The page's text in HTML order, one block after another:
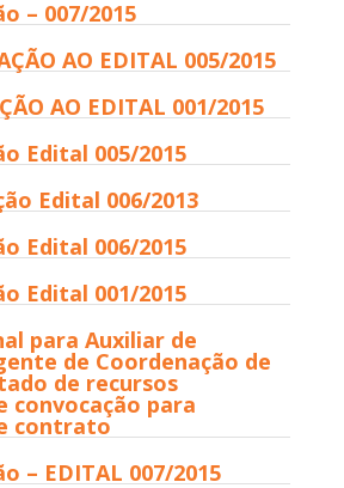
– 007/2015
AO EDITAL 005/2015
AO EDITAL 001/2015
Edital 005/2015
Edital 006/2013
Edital 006/2015
Edital 001/2015
para Auxiliar de
de Coordenação de
de recursos
convocação para
contrato
– EDITAL 007/2015